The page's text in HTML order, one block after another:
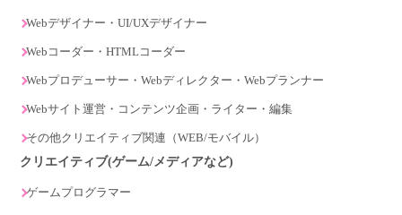
Webデザイナー・UI/UXデザイナー
Webコーダー・HTMLコーダー
Webプロデューサー・Webディレクター・Webプランナー
Webサイト運営・コンテンツ企画・ライター・編集
その他クリエイティブ関連（WEB/モバイル）
クリエイティブ(ゲーム/メディアなど)
ゲームプログラマー